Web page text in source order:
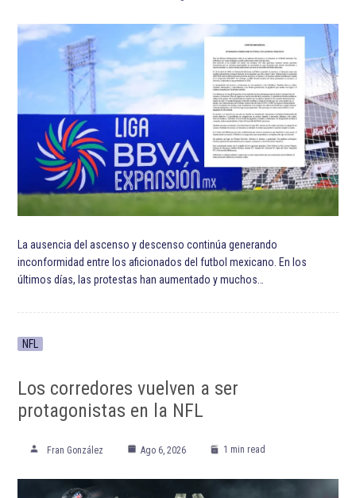
La ausencia del ascenso y descenso continúa generando
inconformidad entre los aficionados del futbol mexicano. En los
últimos días, las protestas han aumentado y muchos…
NFL
Los corredores vuelven a ser
protagonistas en la NFL
Fran González Ago 6, 2026 1 min read